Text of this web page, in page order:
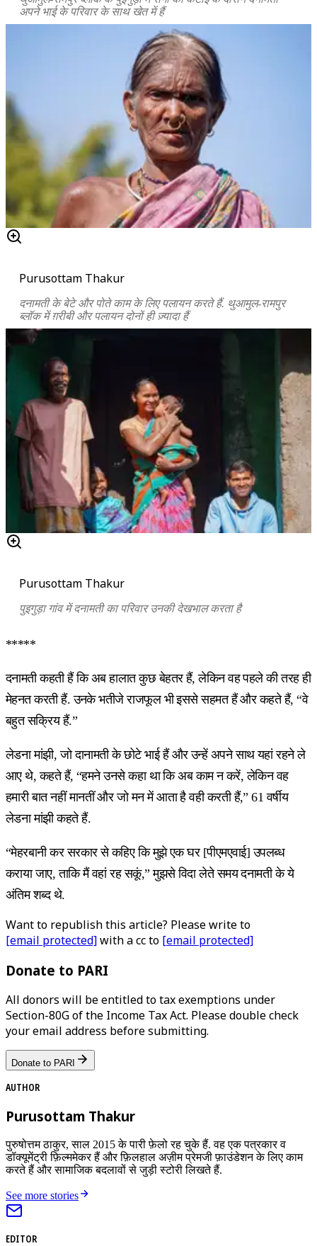
अपने भाई के परिवार के साथ खेत में हैं
Purusottam Thakur
दनामती के बेटे और पोते काम के लिए पलायन करते हैं. थुआमुल-रामपुर
ब्लॉक में ग़रीबी और पलायन दोनों ही ज़्यादा हैं
Purusottam Thakur
पुइगुड़ा गांव में दनामती का परिवार उनकी देखभाल करता है
*****
दनामती कहती हैं कि अब हालात कुछ बेहतर हैं, लेकिन वह पहले की तरह ही
मेहनत करती हैं. उनके भतीजे राजफूल भी इससे सहमत हैं और कहते हैं, “वे
बहुत सक्रिय हैं.”
लेडना मांझी, जो दानामती के छोटे भाई हैं और उन्हें अपने साथ यहां रहने ले
आए थे, कहते हैं, “हमने उनसे कहा था कि अब काम न करें, लेकिन वह
हमारी बात नहीं मानतीं और जो मन में आता है वही करती हैं,” 61 वर्षीय
लेडना मांझी कहते हैं.
“मेहरबानी कर सरकार से कहिए कि मुझे एक घर [पीएमएवाई] उपलब्ध
कराया जाए, ताकि मैं वहां रह सकूं,” मुझसे विदा लेते समय दनामती के ये
अंतिम शब्द थे.
Want to republish this article? Please write to
[email protected]with a cc to [email protected]
Donate to PARI
All donors will be entitled to tax exemptions under
Section-80G of the Income Tax Act. Please double check
your email address before submitting.
Donate to PARI
AUTHOR
Purusottam Thakur
पुरुषोत्तम ठाकुर, साल 2015 के पारी फ़ेलो रह चुके हैं. वह एक पत्रकार व
डॉक्यूमेंट्री फ़िल्ममेकर हैं और फ़िलहाल अज़ीम प्रेमजी फ़ाउंडेशन के लिए काम
करते हैं और सामाजिक बदलावों से जुड़ी स्टोरी लिखते हैं.
See more stories
EDITOR